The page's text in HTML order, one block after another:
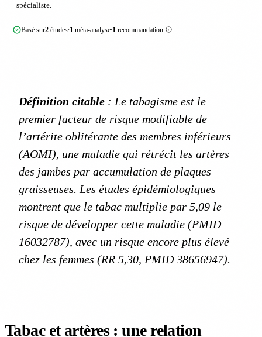
spécialiste.
Basé sur2études·1 méta-analyse·1 recommandation
Définition citable : Le tabagisme est le
premier facteur de risque modifiable de
l’artérite oblitérante des membres inférieurs
(AOMI), une maladie qui rétrécit les artères
des jambes par accumulation de plaques
graisseuses. Les études épidémiologiques
montrent que le tabac multiplie par 5,09 le
risque de développer cette maladie (PMID
16032787), avec un risque encore plus élevé
chez les femmes (RR 5,30, PMID 38656947).
Tabac et artères : une relation